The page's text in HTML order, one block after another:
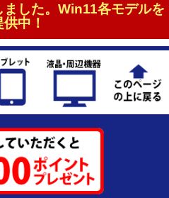
した。Win11各モデルを
供中！